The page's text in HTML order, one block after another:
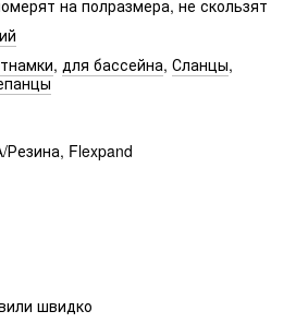
на полразмера, не скользят
, для бассейна, Сланцы,
Резина, Flexpand
швидко